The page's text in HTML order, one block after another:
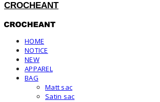
CROCHEANT
HOME
NOTICE
NEW
APPAREL
BAG
Matt sac
Satin sac